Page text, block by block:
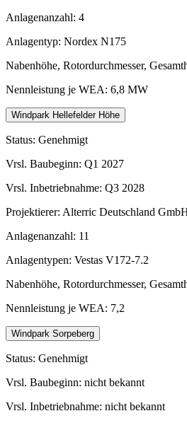
Anlagenanzahl: 4
Anlagentyp: Nordex N175
Nabenhöhe, Rotordurchmesser,
Nennleistung je WEA: 6,8 MW
Windpark Hellefelder Höhe
Status: Genehmigt
Vrsl. Baubeginn: Q1 2027
Vrsl. Inbetriebnahme: Q3 2028
Projektierer: Alterric Deutschland
Anlagenanzahl: 11
Anlagentypen: Vestas V172-7.2
Nabenhöhe, Rotordurchmesser,
Nennleistung je WEA: 7,2
Windpark Sorpeberg
Status: Genehmigt
Vrsl. Baubeginn: nicht bekannt
Vrsl. Inbetriebnahme: nicht bekannt